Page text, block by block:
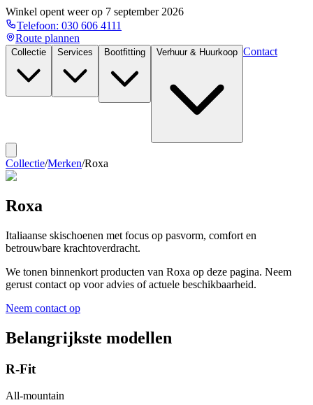
Winkel opent weer op 7 september 2026
Telefoon: 030 606 4111
Route plannen
Collectie Services Bootfitting Verhuur & Huurkoop Contact
Collectie/Merken/Roxa
Roxa
Italiaanse skischoenen met focus op pasvorm, comfort en
betrouwbare krachtoverdracht.
We tonen binnenkort producten van Roxa op deze pagina. Neem
gerust contact op voor advies of actuele beschikbaarheid.
Neem contact op
Belangrijkste modellen
R-Fit
All-mountain